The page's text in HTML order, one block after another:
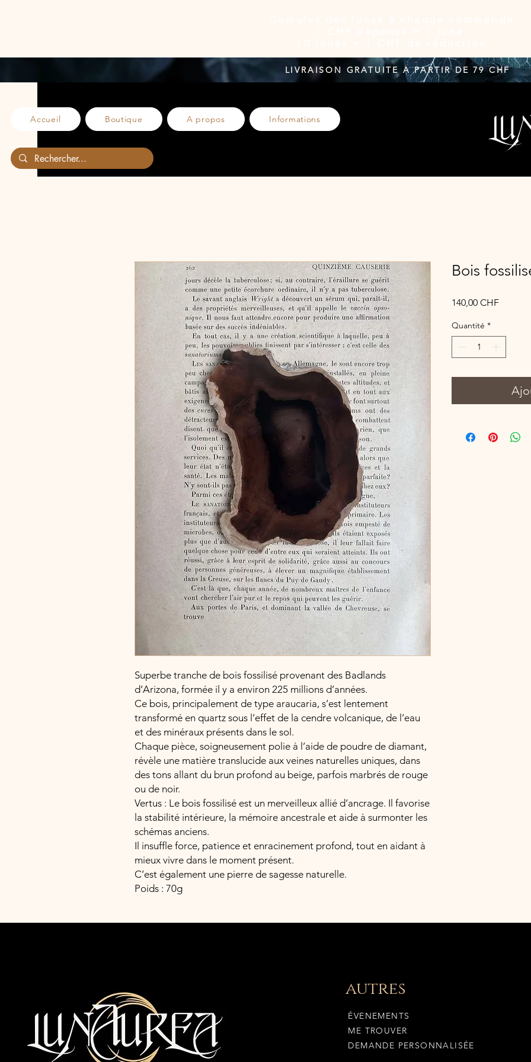
LIVRAISON GRATUITE A PARTIR DE 79 CHF
Accueil Boutique A propos Informations
Superbe tranche de bois fossilisé provenant des Badlands
d’Arizona, formée il y a environ 225 millions d’années.
Ce bois, principalement de type araucaria, s’est lentement
transformé en quartz sous l’effet de la cendre volcanique, de l’eau
et des minéraux présents dans le sol.
Chaque pièce, soigneusement polie à l’aide de poudre de diamant,
révèle une matière translucide aux veines naturelles uniques, dans
des tons allant du brun profond au beige, parfois marbrés de rouge
ou de noir.
Vertus : Le bois fossilisé est un merveilleux allié d’ancrage. Il favorise
la stabilité intérieure, la mémoire ancestrale et aide à surmonter les
schémas anciens.
Il insuffle force, patience et enracinement profond, tout en aidant à
mieux vivre dans le moment présent.
C’est également une pierre de sagesse naturelle.
Poids : 70g
Bois
140,00 CHFPrix
Quantité *
autres
ÉVENEMENTS
ME TROUVER
DEMANDE PERSONNALISÉE